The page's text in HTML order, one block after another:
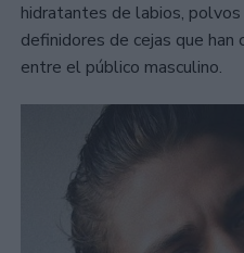
hidratantes de labios,
definidores de cejas que han
entre el público masculino.